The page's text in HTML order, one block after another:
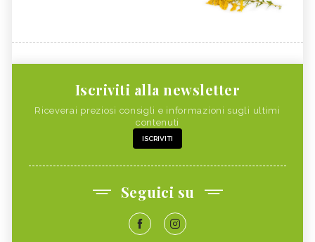
Iscriviti alla newsletter
Riceverai preziosi consigli e informazioni sugli ultimi
contenuti
ISCRIVITI
Seguici su